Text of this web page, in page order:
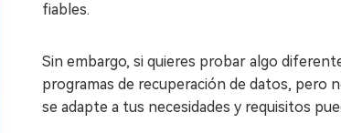
fiables.
Sin embargo, si quieres probar algo
programas de recuperación de datos, pero
se adapte a tus necesidades y requisitos